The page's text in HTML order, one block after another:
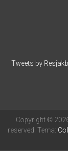
Tweets by
Copyright ©
reserved. Tema: